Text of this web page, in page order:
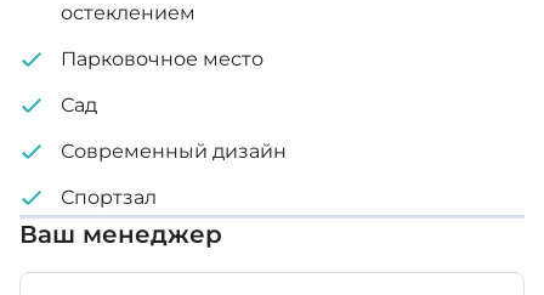
остеклением
Парковочное место
Сад
Современный дизайн
Спортзал
Ваш менеджер